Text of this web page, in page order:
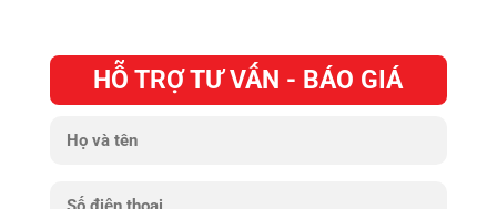
HỖ TRỢ TƯ VẤN - BÁO GIÁ